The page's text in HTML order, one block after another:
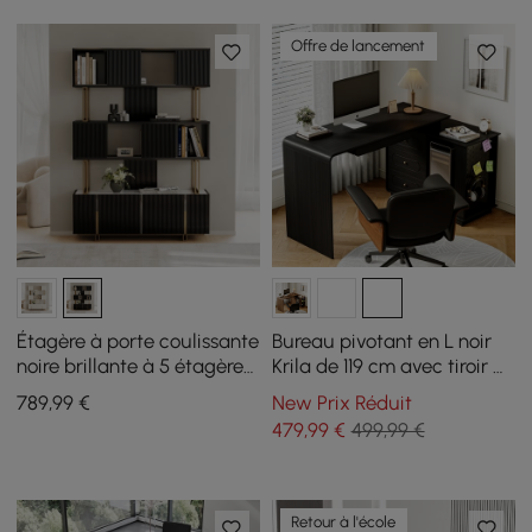
Étagère à porte coulissante
noire brillante à 5 étagères,
étagère à livres haute,
rangement riche, 170 cm
789,99 €
Offre de lancement
Bureau pivotant en L noir
Krila de 119 cm avec tiroir à
clavier
New Prix Réduit
479,99€ 499,99 €
Retour à l'école